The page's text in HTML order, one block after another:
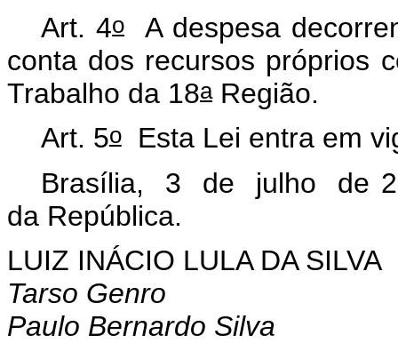
Art. 4o
A despesa
conta dos recursos próprios
Trabalho da 18aRegião.
Art. 5oEsta Lei entra em
Brasília, 3 de julho de
da República.
LUIZ INÁCIO LULA DA SILVA
Tarso Genro
Paulo Bernardo Silva